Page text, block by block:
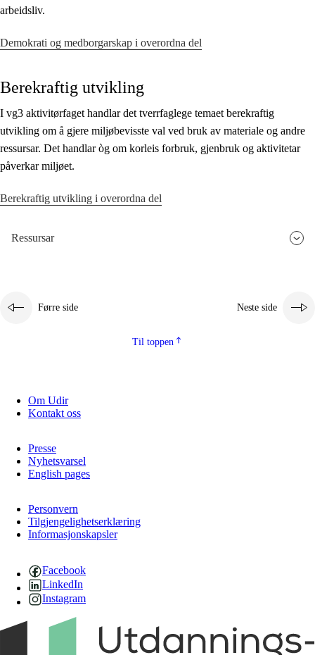
arbeidsliv.
Demokrati og medborgarskap i overordna del
Berekraftig utvikling
I vg3 aktivitørfaget handlar det tverrfaglege temaet berekraftig
utvikling om å gjere miljøbevisste val ved bruk av materiale og andre
ressursar. Det handlar òg om korleis forbruk, gjenbruk og aktivitetar
påverkar miljøet.
Berekraftig utvikling i overordna del
Ressursar
Førre side Neste side
Til toppen
Om Udir
Kontakt oss
Presse
Nyhetsvarsel
English pages
Personvern
Tilgjengelighetserklæring
Informasjonskapsler
Facebook
LinkedIn
Instagram